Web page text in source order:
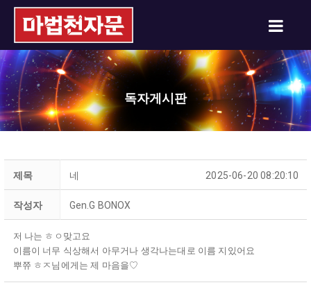
독자게시판
제목 네 2025-06-20 08:20:10
작성자 Gen.G BONOX
저 나는 ㅎㅇ맞고요
이름이 너무 식상해서 아무거나 생각나는대로 이름 지있어요
뿌쮸 ㅎㅈ님에게는 제 마음을♡